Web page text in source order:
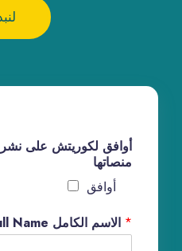
أوافق لكوريتش على
منصاتها
أوافق
*